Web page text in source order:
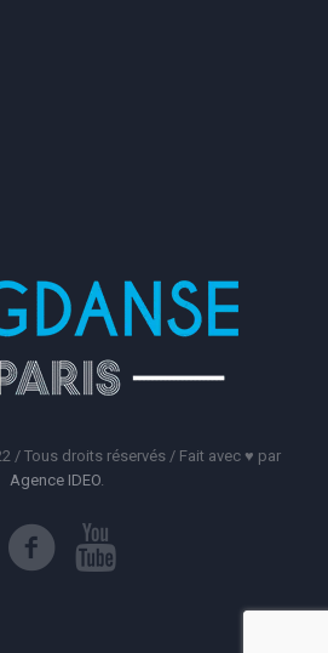
/ Tous droits réservés / Fait avec ♥️ par
Agence IDEO